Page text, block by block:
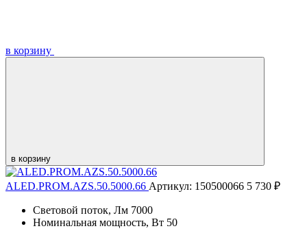
в корзину
в корзину
ALED.PROM.AZS.50.5000.66 Артикул: 150500066 5 730 ₽
Световой поток, Лм 7000
Номинальная мощность, Вт 50